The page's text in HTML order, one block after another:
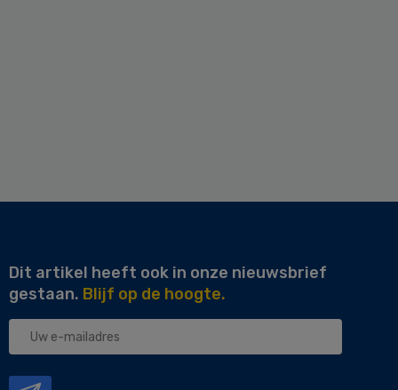
Dit artikel heeft ook in onze nieuwsbrief
gestaan. Blijf op de hoogte.
Uw